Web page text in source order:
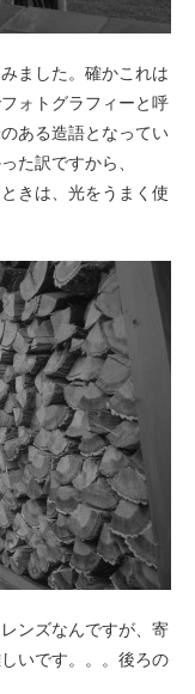
ました。確かこれは
ォトグラフィーと呼
ある造語となってい
た訳ですから、
きは、光をうまく使
ンズなんですが、寄
いです。。。後ろの